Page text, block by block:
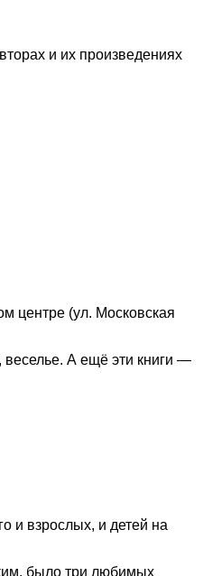
и их произведениях
центре (ул. Московская
веселье. А ещё эти книги —
и взрослых, и детей на
было три любимых